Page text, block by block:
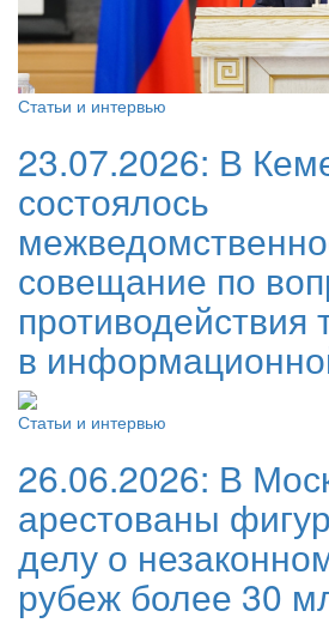
Статьи и интервью
23.07.2026: В
состоялось
совещание по
противодействия
в
Статьи и интервью
26.06.2026: В
арестованы
делу о
рубеж более 30